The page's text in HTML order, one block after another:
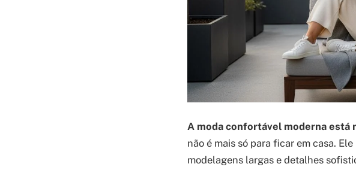
A moda confortável moderna está
não é mais só para ficar em casa.
modelagens largas e detalhes